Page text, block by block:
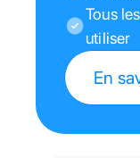
Tous
utiliser
En